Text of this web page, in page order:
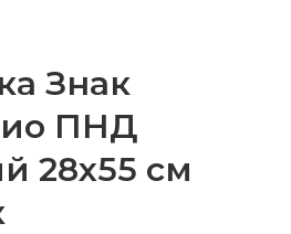
Знак
ПНД
28х55 см